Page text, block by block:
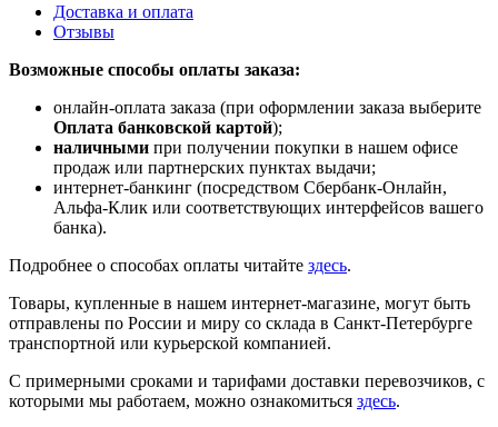
Доставка и оплата
Отзывы
Возможные способы оплаты заказа:
онлайн-оплата заказа (при оформлении заказа выберите
Оплата банковской картой);
наличными при получении покупки в нашем офисе
продаж или партнерских пунктах выдачи;
интернет-банкинг (посредством Сбербанк-Онлайн,
Альфа-Клик или соответствующих интерфейсов вашего
банка).
Подробнее о способах оплаты читайте здесь.
Товары, купленные в нашем интернет-магазине, могут быть
отправлены по России и миру со склада в Санкт-Петербурге
транспортной или курьерской компанией.
С примерными сроками и тарифами доставки перевозчиков, с
которыми мы работаем, можно ознакомиться здесь.